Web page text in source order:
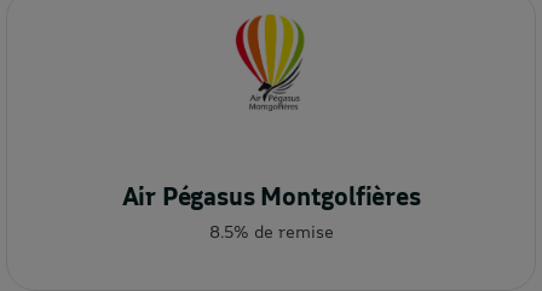
Air Pégasus Montgolfières
8.5% de remise